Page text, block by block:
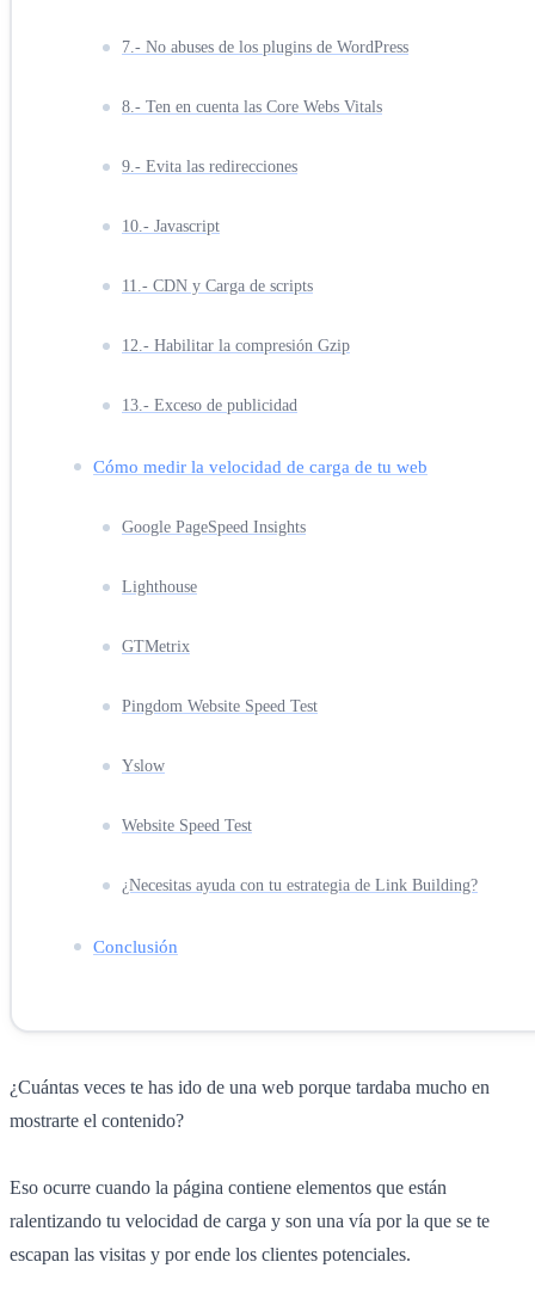
7.- No abuses de los plugins de WordPress
8.- Ten en cuenta las Core Webs Vitals
9.- Evita las redirecciones
10.- Javascript
11.- CDN y Carga de scripts
12.- Habilitar la compresión Gzip
13.- Exceso de publicidad
Cómo medir la velocidad de carga de tu web
Google PageSpeed Insights
Lighthouse
GTMetrix
Pingdom Website Speed Test
Yslow
Website Speed Test
¿Necesitas ayuda con tu estrategia de Link Building?
Conclusión
¿Cuántas veces te has ido de una web porque tardaba mucho en
mostrarte el contenido?
Eso ocurre cuando la página contiene elementos que están
ralentizando tu velocidad de carga y son una vía por la que se te
escapan las visitas y por ende los clientes potenciales.